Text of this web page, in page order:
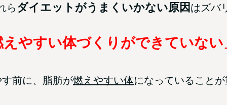
ら ダイエットがうまくいかない原因 はズバ
えやすい体づくりができていない
前に、脂肪が燃えやすい体になっていること